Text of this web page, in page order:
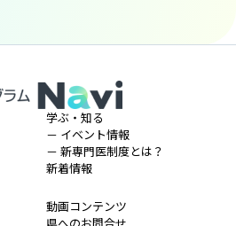
学ぶ・知る
－ イベント情報
－ 新専門医制度とは？
新着情報
動画コンテンツ
県へのお問合せ